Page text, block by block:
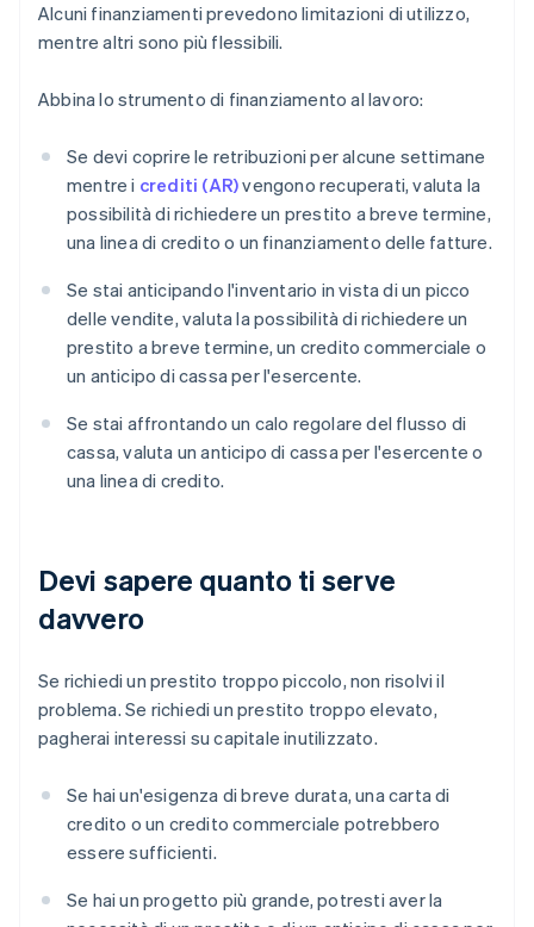
Alcuni finanziamenti prevedono limitazioni di utilizzo,
mentre altri sono più flessibili.
Abbina lo strumento di finanziamento al lavoro:
Se devi coprire le retribuzioni per alcune settimane
mentre i crediti (AR)vengono recuperati, valuta la
possibilità di richiedere un prestito a breve termine,
una linea di credito o un finanziamento delle fatture.
Se stai anticipando l'inventario in vista di un picco
delle vendite, valuta la possibilità di richiedere un
prestito a breve termine, un credito commerciale o
un anticipo di cassa per l'esercente.
Se stai affrontando un calo regolare del flusso di
cassa, valuta un anticipo di cassa per l'esercente o
una linea di credito.
Devi sapere quanto ti serve
davvero
Se richiedi un prestito troppo piccolo, non risolvi il
problema. Se richiedi un prestito troppo elevato,
pagherai interessi su capitale inutilizzato.
Se hai un'esigenza di breve durata, una carta di
credito o un credito commerciale potrebbero
essere sufficienti.
Se hai un progetto più grande, potresti aver la